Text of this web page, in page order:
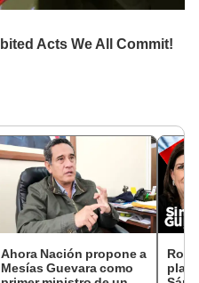
Ahora Nación propone a
Mesías Guevara como
plan